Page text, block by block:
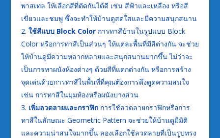
พาสเทล ให้เลือกสีที่ตัดกันได้ดี เช่น สีฟ้าและเหลือง หรือสี
เขียวและชมพู ซึ่งจะทำให้บ้านดูสดใสและมีความสนุกสนาน
ใช้สีแบบ Block Colorการทาสีบ้านในรูปแบบ Block
Color หรือการทาสีเป็นส่วนๆ ให้แต่ละพื้นที่มีสีต่างกัน จะช่วย
ให้บ้านดูมีความหลากหลายและสนุกสนานมากขึ้น ไม่ว่าจะ
เป็นการทาผนังห้องต่างๆ ด้วยสีที่แตกต่างกัน หรือการสร้าง
จุดเด่นด้วยการทาสีในพื้นที่ที่คุณต้องการดึงดูดความสนใจ
เช่น การทาสีในมุมห้องหรือผนังบางส่วน
เพิ่มลวดลายและกราฟิกการใช้ลวดลายกราฟิกหรือการ
ทาสีในลักษณะ Geometric Pattern จะช่วยให้บ้านดูมีมิติ
และความน่าสนใจมากขึ้น ลองเลือกใช้ลวดลายที่เป็นรูปทรง